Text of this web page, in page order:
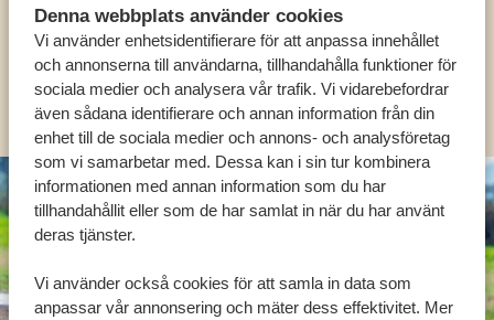
Denna webbplats använder cookies
Vi använder enhetsidentifierare för att anpassa innehållet
och annonserna till användarna, tillhandahålla funktioner för
sociala medier och analysera vår trafik. Vi vidarebefordrar
även sådana identifierare och annan information från din
enhet till de sociala medier och annons- och analysföretag
som vi samarbetar med. Dessa kan i sin tur kombinera
informationen med annan information som du har
tillhandahållit eller som de har samlat in när du har använt
deras tjänster.
Vi använder också cookies för att samla in data som
anpassar vår annonsering och mäter dess effektivitet. Mer
SV:+31 174 788 101
OLIKA LÄNDER